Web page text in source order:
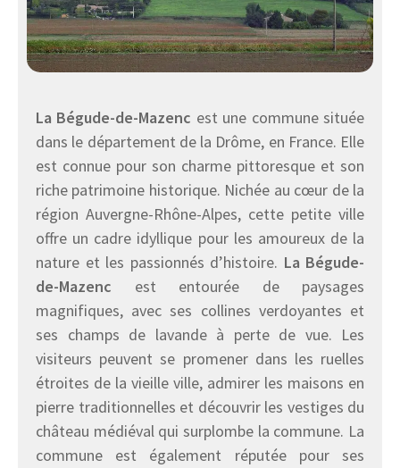
La Bégude-de-Mazenc est une commune située
dans le département de la Drôme, en France. Elle
est connue pour son charme pittoresque et son
riche patrimoine historique. Nichée au cœur de la
région Auvergne-Rhône-Alpes, cette petite ville
offre un cadre idyllique pour les amoureux de la
nature et les passionnés d’histoire. La Bégude-
de-Mazenc est entourée de paysages
magnifiques, avec ses collines verdoyantes et
ses champs de lavande à perte de vue. Les
visiteurs peuvent se promener dans les ruelles
étroites de la vieille ville, admirer les maisons en
pierre traditionnelles et découvrir les vestiges du
château médiéval qui surplombe la commune. La
commune est également réputée pour ses